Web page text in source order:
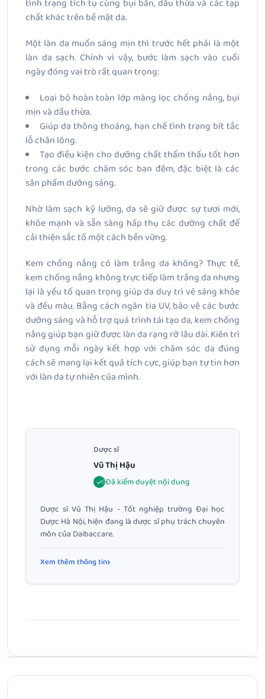
tình trạng tích tụ cùng bụi bẩn, dầu thừa và các tạp
chất khác trên bề mặt da.
Một làn da muốn sáng mịn thì trước hết phải là một
làn da sạch. Chính vì vậy, bước làm sạch vào cuối
ngày đóng vai trò rất quan trọng:
Loại bỏ hoàn toàn lớp màng lọc chống nắng, bụi
mịn và dầu thừa.
Giúp da thông thoáng, hạn chế tình trạng bít tắc
lỗ chân lông.
Tạo điều kiện cho dưỡng chất thẩm thấu tốt hơn
trong các bước chăm sóc ban đêm, đặc biệt là các
sản phẩm dưỡng sáng.
Nhờ làm sạch kỹ lưỡng, da sẽ giữ được sự tươi mới,
khỏe mạnh và sẵn sàng hấp thụ các dưỡng chất để
cải thiện sắc tố một cách bền vững.
Kem chống nắng có làm trắng da không? Thực tế,
kem chống nắng không trực tiếp làm trắng da nhưng
lại là yếu tố quan trọng giúp da duy trì vẻ sáng khỏe
và đều màu. Bằng cách ngăn tia UV, bảo vệ các bước
dưỡng sáng và hỗ trợ quá trình tái tạo da, kem chống
nắng giúp bạn giữ được làn da rạng rỡ lâu dài. Kiên trì
sử dụng mỗi ngày kết hợp với chăm sóc da đúng
cách sẽ mang lại kết quả tích cực, giúp bạn tự tin hơn
với làn da tự nhiên của mình.
Dược sĩ
Vũ Thị Hậu
Đã kiểm duyệt nội dung
Dược sĩ Vũ Thị Hậu - Tốt nghiệp trường Đại học
Dược Hà Nội, hiện đang là dược sĩ phụ trách chuyên
môn của Daibaccare.
Xem thêm thông tin
Top 8 vitamin c mờ thâm cho da mụn, xỉn màu